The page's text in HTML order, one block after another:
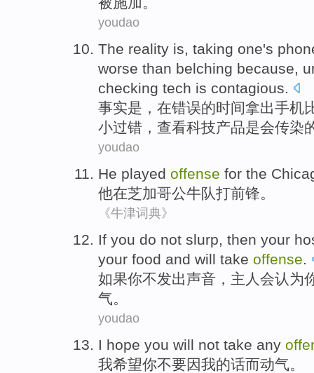
youdao
The reality is, taking one's
worse than belching because,
checking tech is contagious.
事实是 ， 在错误的时间拿出手机
小过错 ， 查看科技产品是会传染
youdao
He played offense for the
他在芝加哥公牛队打前锋。
《牛津词典》
If you do not slurp, then your
your food and will take offense.
如果你不发出声音 ， 主人 会认为
气。
youdao
I hope you will not take any
我希望你不要因我的话而动气。